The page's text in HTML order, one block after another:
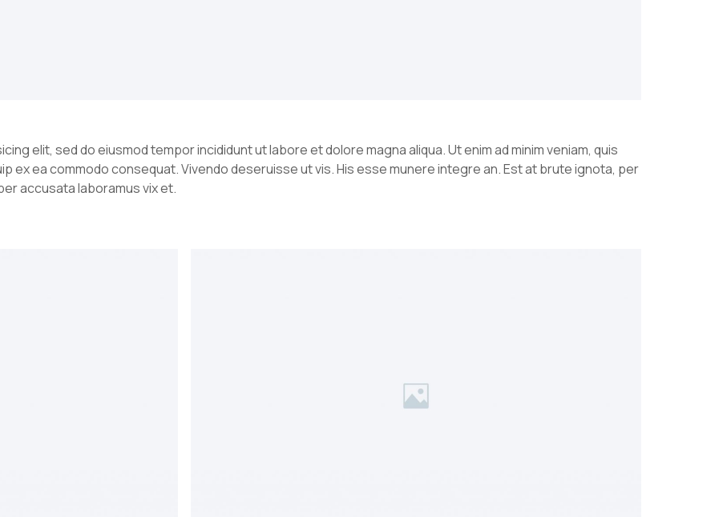
elit, sed do eiusmod tempor incididunt ut labore et dolore magna aliqua. Ut enim ad minim veniam, quis
ex ea commodo consequat. Vivendo deseruisse ut vis. His esse munere integre an. Est at brute ignota, per
accusata laboramus vix et.